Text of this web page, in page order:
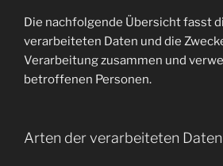
Die nachfolgende Übersicht fasst
verarbeiteten Daten und die
Verarbeitung zusammen und
betroffenen Personen.
Arten der verarbeiteten Daten